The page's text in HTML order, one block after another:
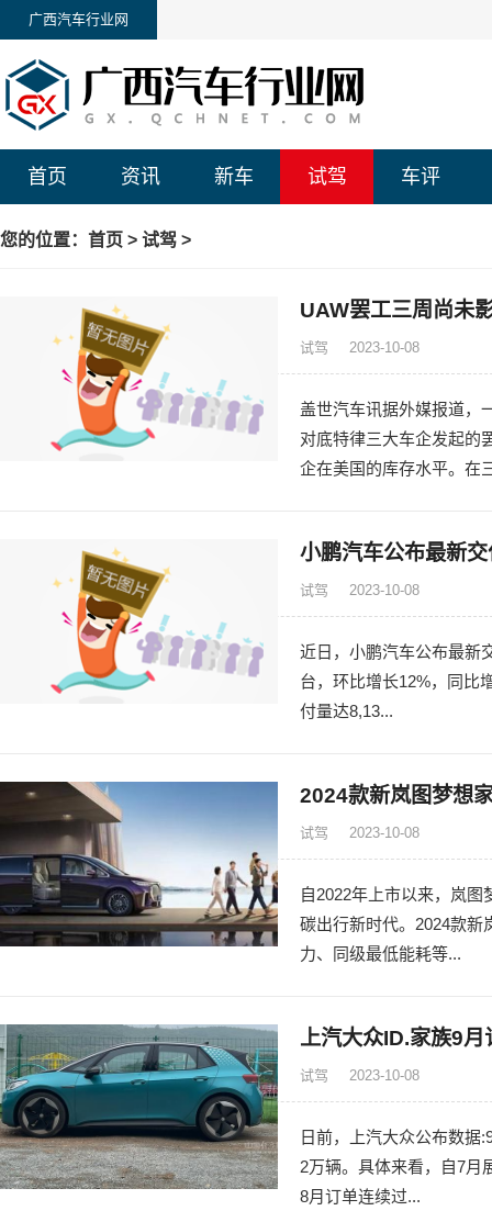
广西汽车行业网
首页 资讯 新车 试驾 车评
您的位置： 首页 > 试驾 >
UAW罢工三周尚未
试驾 2023-10-08
盖世汽车讯据外媒报道，
对底特律三大车企发起的
企在美国的库存水平。在
小鹏汽车公布最新
试驾 2023-10-08
近日，小鹏汽车公布最新
台，环比增长12%，同比
付量达8,13...
2024款新岚图梦想
试驾 2023-10-08
自2022年上市以来，岚
碳出行新时代。2024款新
力、同级最低能耗等...
上汽大众ID.家族9
试驾 2023-10-08
日前，上汽大众公布数据
2万辆。具体来看，自7月
8月订单连续过...